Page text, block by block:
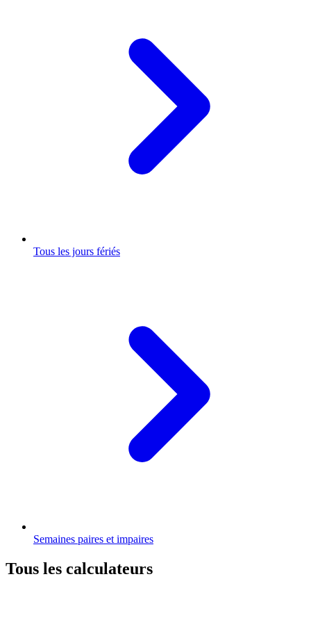
Tous les jours fériés
Semaines paires et impaires
Tous les calculateurs